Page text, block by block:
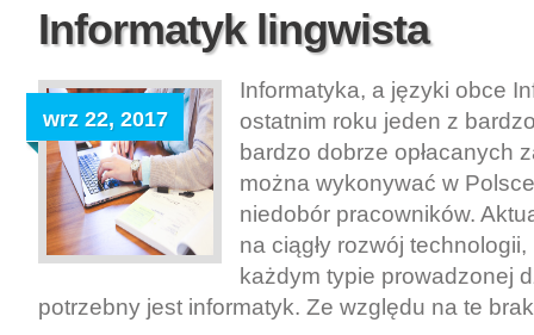
na
Informatyk lingwista
wrz 22, 2017
Informatyka, a języki obce
ostatnim roku jeden z
bardzo dobrze opłacanych
można wykonywać w
niedobór pracowników.
na ciągły rozwój
każdym typie prowadzonej
potrzebny jest informatyk. Ze względu na te